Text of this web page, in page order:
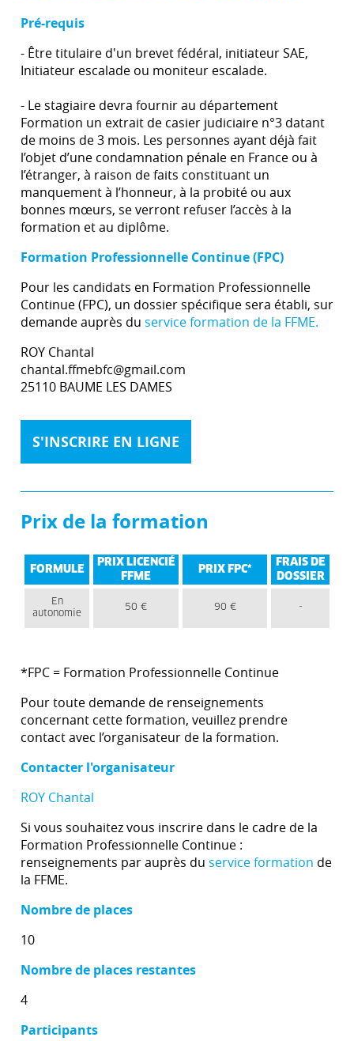
Pré-requis
- Être titulaire d'un brevet fédéral, initiateur SAE,
Initiateur escalade ou moniteur escalade.
- Le stagiaire devra fournir au département
Formation un extrait de casier judiciaire n°3 datant
de moins de 3 mois. Les personnes ayant déjà fait
l’objet d’une condamnation pénale en France ou à
l’étranger, à raison de faits constituant un
manquement à l’honneur, à la probité ou aux
bonnes mœurs, se verront refuser l’accès à la
formation et au diplôme.
Formation Professionnelle Continue (FPC)
Pour les candidats en Formation Professionnelle
Continue (FPC), un dossier spécifique sera établi, sur
demande auprès du service formation de la FFME.
ROY Chantal
chantal.ffmebfc@gmail.com
25110 BAUME LES DAMES
S'INSCRIRE EN LIGNE
Prix de la formation
FORMULE
PRIX LICENCIÉ
FFME
PRIX FPC*
FRAIS DE
DOSSIER
En
autonomie
50 € 90 € -
*FPC = Formation Professionnelle Continue
Pour toute demande de renseignements
concernant cette formation, veuillez prendre
contact avec l’organisateur de la formation.
Contacter l'organisateur
ROY Chantal
Si vous souhaitez vous inscrire dans le cadre de la
Formation Professionnelle Continue :
renseignements par auprès du service formation de
la FFME.
Nombre de places
10
Nombre de places restantes
4
Participants